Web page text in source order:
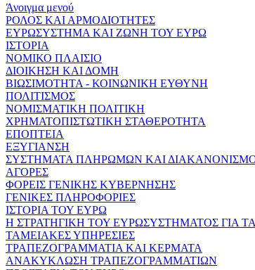
Άνοιγμα μενού
ΡΟΛΟΣ ΚΑΙ ΑΡΜΟΔΙΟΤΗΤΕΣ
ΕΥΡΩΣΥΣΤΗΜΑ ΚΑΙ ΖΩΝΗ ΤΟΥ ΕΥΡΩ
ΙΣΤΟΡΙΑ
ΝΟΜΙΚΟ ΠΛΑΙΣΙΟ
ΔΙΟΙΚΗΣΗ ΚΑΙ ΔΟΜΗ
ΒΙΩΣΙΜΟΤΗΤΑ - ΚΟΙΝΩΝΙΚΗ ΕΥΘΥΝΗ
ΠΟΛΙΤΙΣΜΟΣ
ΝΟΜΙΣΜΑΤΙΚΗ ΠΟΛΙΤΙΚΗ
ΧΡΗΜΑΤΟΠΙΣΤΩΤΙΚΗ ΣΤΑΘΕΡΟΤΗΤΑ
ΕΠΟΠΤΕΙΑ
ΕΞΥΓΙΑΝΣΗ
ΣΥΣΤΗΜΑΤΑ ΠΛΗΡΩΜΩΝ ΚΑΙ
ΑΓΟΡΕΣ
ΦΟΡΕΙΣ ΓΕΝΙΚΗΣ ΚΥΒΕΡΝΗΣΗΣ
ΓΕΝΙΚΕΣ ΠΛΗΡΟΦΟΡΙΕΣ
ΙΣΤΟΡΙΑ ΤΟΥ ΕΥΡΩ
Η ΣΤΡΑΤΗΓΙΚΗ ΤΟΥ ΕΥΡΩΣΥΣΤΗΜΑΤΟΣ ΓΙΑ
ΤΑΜΕΙΑΚΕΣ ΥΠΗΡΕΣΙΕΣ
ΤΡΑΠΕΖΟΓΡΑΜΜΑΤΙΑ ΚΑΙ ΚΕΡΜΑΤΑ
ΑΝΑΚΥΚΛΩΣΗ ΤΡΑΠΕΖΟΓΡΑΜΜΑΤΙΩΝ